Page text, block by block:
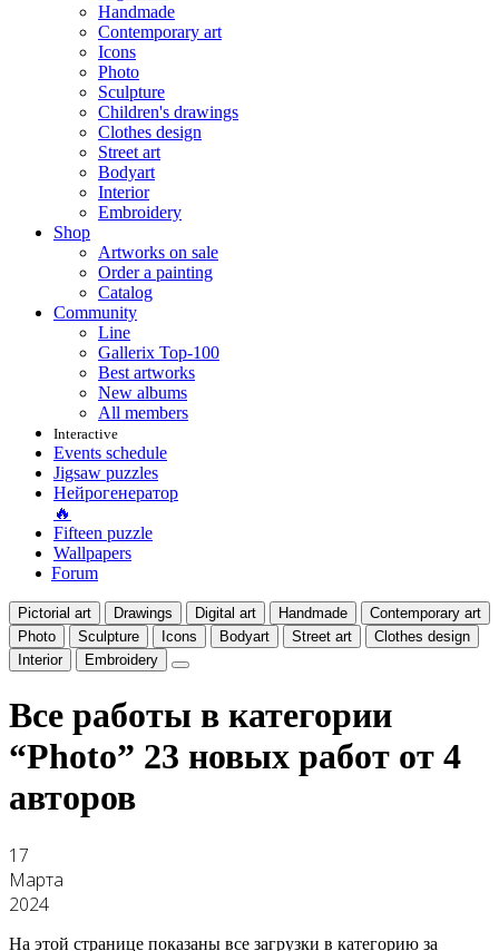
Handmade
Contemporary art
Icons
Photo
Sculpture
Children's drawings
Clothes design
Street art
Bodyart
Interior
Embroidery
Shop
Artworks on sale
Order a painting
Catalog
Community
Line
Gallerix Top-100
Best artworks
New albums
All members
Interactive
Events schedule
Jigsaw puzzles
Нейрогенератор
🔥
Fifteen puzzle
Wallpapers
Forum
Pictorial art Drawings Digital art Handmade
Contemporary art
Photo
Sculpture Icons Bodyart Street art
Clothes design
Interior
Embroidery
Все работы в категории
“Photo” 23 новых работ от 4
авторов
17
Марта
2024
На этой странице показаны все загрузки в категорию за